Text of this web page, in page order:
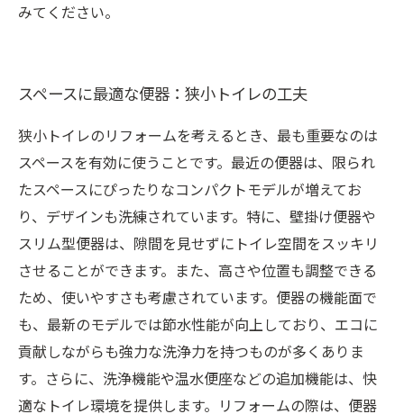
みてください。
スペースに最適な便器：狭小トイレの工夫
狭小トイレのリフォームを考えるとき、最も重要なのは
スペースを有効に使うことです。最近の便器は、限られ
たスペースにぴったりなコンパクトモデルが増えてお
り、デザインも洗練されています。特に、壁掛け便器や
スリム型便器は、隙間を見せずにトイレ空間をスッキリ
させることができます。また、高さや位置も調整できる
ため、使いやすさも考慮されています。便器の機能面で
も、最新のモデルでは節水性能が向上しており、エコに
貢献しながらも強力な洗浄力を持つものが多くありま
す。さらに、洗浄機能や温水便座などの追加機能は、快
適なトイレ環境を提供します。リフォームの際は、便器